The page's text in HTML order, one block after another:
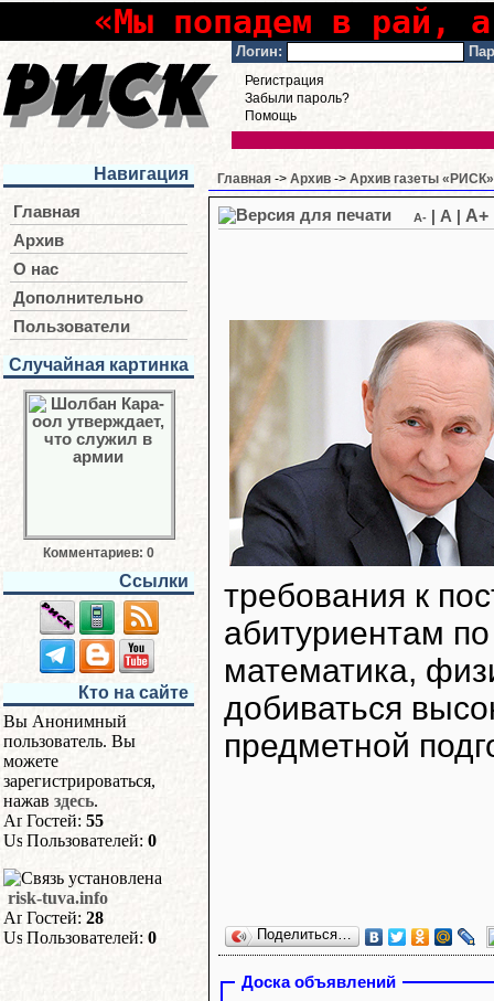
«Мы попадем в рай,
Логин:
Регистрация
Забыли пароль?
Помощь
Навигация
Главная
Архив
О нас
Дополнительно
Пользователи
Случайная картинка
Комментариев: 0
Ссылки
Кто на сайте
Вы Анонимный
пользователь. Вы
можете
зарегистрироваться,
нажав здесь.
Гостей: 55
Пользователей: 0
risk-tuva.info
Гостей: 28
Пользователей: 0
Главная -> Архив -> Архив газеты «РИСК»
A- A A+
требования к
абитуриентам
математика,
добиваться
предметной
Поделиться…
Доска объявлений